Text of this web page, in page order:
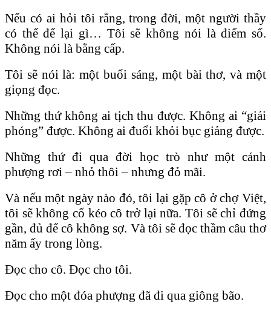
Nếu có ai hỏi tôi rằng, trong đời, một người thầy
có thể để lại gì… Tôi sẽ không nói là điểm số.
Không nói là bằng cấp.
Tôi sẽ nói là: một buổi sáng, một bài thơ, và một
giọng đọc.
Những thứ không ai tịch thu được. Không ai “giải
phóng” được. Không ai đuổi khỏi bục giảng được.
Những thứ đi qua đời học trò như một cánh
phượng rơi – nhỏ thôi – nhưng đỏ mãi.
Và nếu một ngày nào đó, tôi lại gặp cô ở chợ Việt,
tôi sẽ không cố kéo cô trở lại nữa. Tôi sẽ chỉ đứng
gần, đủ để cô không sợ. Và tôi sẽ đọc thầm câu thơ
năm ấy trong lòng.
Đọc cho cô. Đọc cho tôi.
Đọc cho một đóa phượng đã đi qua giông bão.